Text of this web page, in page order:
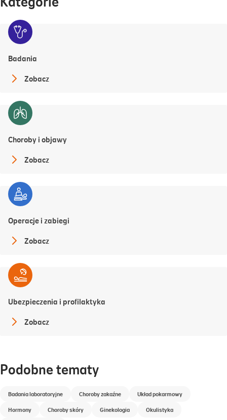
Badania
Zobacz
Choroby i objawy
Zobacz
Operacje i zabiegi
Zobacz
Ubezpieczenia i profilaktyka
Zobacz
Podobne tematy
Badania laboratoryjne Choroby zakaźne
Układ pokarmowy
Hormony
Choroby skóry Ginekologia
Okulistyka